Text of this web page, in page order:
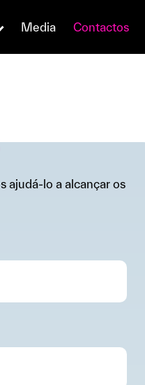
Media Contactos
ajudá-lo a alcançar os